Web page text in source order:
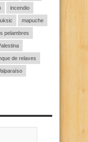
incendio
mapuche
pelambres
de relaves